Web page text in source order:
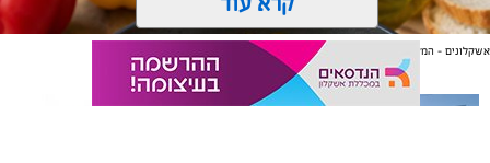
אשקלונים - המקומון היומי של אשקלון באינטרנט
אולי יעניין אותך גם